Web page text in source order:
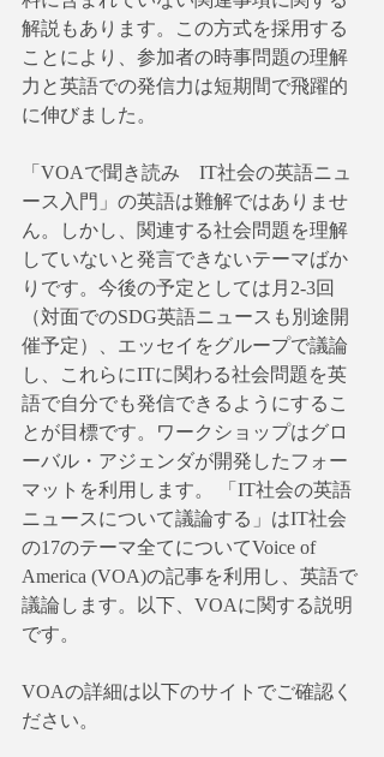
解説もあります。この方式を採用する
ことにより、参加者の時事問題の理解
力と英語での発信力は短期間で飛躍的
に伸びました。
「VOAで聞き読み　IT社会の英語ニュ
ース入門」の英語は難解ではありませ
ん。しかし、関連する社会問題を理解
していないと発言できないテーマばか
りです。今後の予定としては月2-3回
（対面でのSDG英語ニュースも別途開
催予定）、エッセイをグループで議論
し、これらにITに関わる社会問題を英
語で自分でも発信できるようにするこ
とが目標です。ワークショップはグロ
ーバル・アジェンダが開発したフォー
マットを利用します。 「IT社会の英語
ニュースについて議論する」はIT社会
の17のテーマ全てについてVoice of
America (VOA)の記事を利用し、英語で
議論します。以下、VOAに関する説明
です。
VOAの詳細は以下のサイトでご確認く
ださい。